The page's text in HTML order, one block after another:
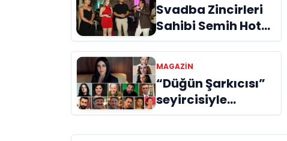
Svadba Zincirleri
Sahibi Semih Hot
Yaş Gününü Sanat
ve Cemiyet
Dünyasının Ünlü
İsimleriyle Kutladı!
MAGAZİN
“Düğün Şarkıcısı”
seyircisiyle
buluşmak için gün
sayıyor